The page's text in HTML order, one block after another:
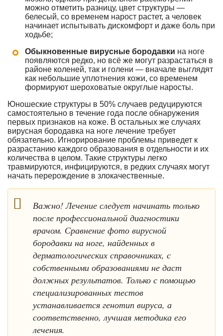
можно отметить разницу, цвет структуры —
белесый, со временем нарост растет, а человек
начинает испытывать дискомфорт и даже боль при
ходьбе;
Обыкновенные вирусные бородавки на ноге
появляются редко, но всё же могут разрастаться в
районе коленей, так и голени — вначале выглядят
как небольшие уплотнения кожи, со временем
формируют шероховатые округлые наросты.
Юношеские структуры в 50% случаев редуцируются
самостоятельно в течение года после обнаружения
первых признаков на коже. В остальных же случаях
вирусная бородавка на ноге лечение требует
обязательно. Игнорирование проблемы приведет к
разрастанию каждого образования в отдельности и их
количества в целом. Такие структуры легко
травмируются, инфицируются, в редких случаях могут
начать перерождение в злокачественные.
Важно! Лечение следует начинать только
после профессиональной диагностики
врачом. Сравнение фото вирусной
бородавки на ноге, найденных в
дерматологических справочниках, с
собственными образованиями не даст
должных результатов. Только с помощью
специализированных тестов
устанавливается генотип вируса, а
соответственно, лучшая методика его
лечения.